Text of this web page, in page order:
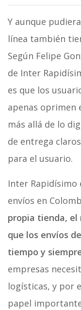
Y aunque
línea también
Según Felipe
de Inter
es que los
apenas oprimen
más allá de lo
de entrega
para el usuario.
Inter Rapidísimo
envíos en
propia tienda, el
que los envíos
tiempo y
empresas
logísticas, y por
papel